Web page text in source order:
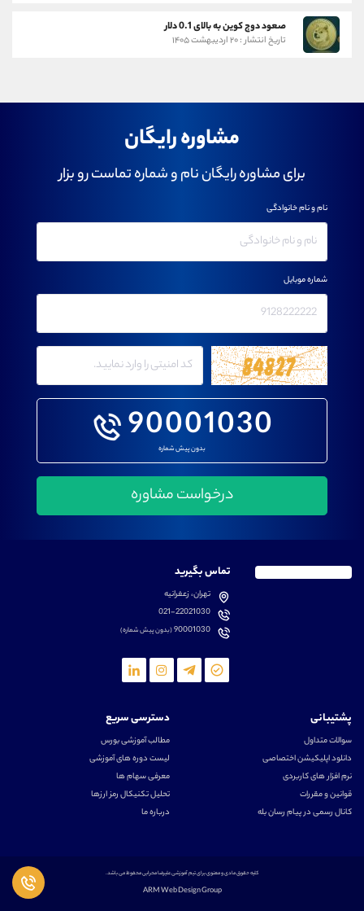
صعود دوج کوین به بالای 0.1 دلار
تاریخ انتشار : ۲۰ اردیبهشت ۱۴۰۵
مشاوره رایگان
برای مشاوره رایگان نام و شماره تماست رو بزار
90001030
بدون پیش شماره
نام و نام خانوادگی
شماره موبایل
تماس بگیرید
تهران، زعفرانیه
021-22021030
90001030(بدون پیش شماره)
پشتیبانی
سوالات متداول
دانلود اپلیکیشن اختصاصی
نرم افزار های کاربردی
قوانین و مقررات
کانال رسمی در پیام رسان بله
دسترسی سریع
مطالب آموزشی بورس
لیست دوره های آموزشی
معرفی سهام ها
تحلیل تکنیکال رمز ارزها
درباره ما
کلیه حقوق مادی و معنوی برای تیم آموزشی علیرضا محرابی محفوظ می باشد.
ARM Web Design Group